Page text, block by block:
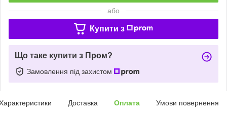
або
Купити з
Що таке купити з Пром?
Замовлення під захистом
Доставка Оплата Умови повернення